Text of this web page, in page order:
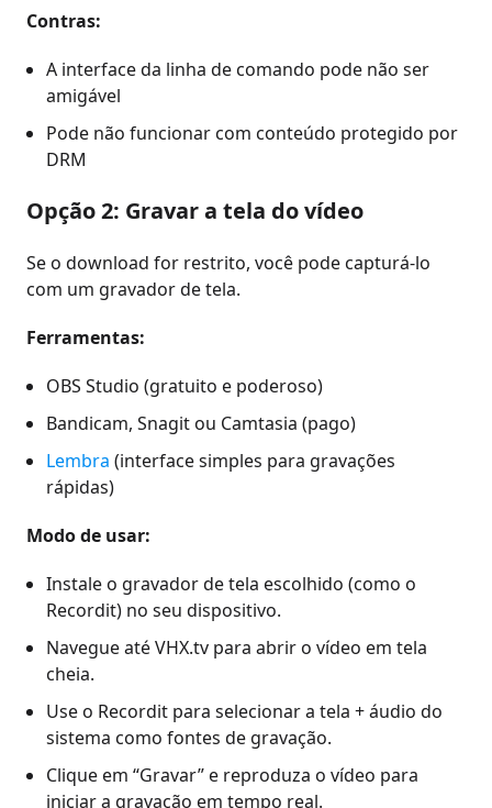
Contras:
A interface da linha de comando pode não ser
amigável
Pode não funcionar com conteúdo protegido por
DRM
Opção 2: Gravar a tela do vídeo
Se o download for restrito, você pode capturá-lo
com um gravador de tela.
Ferramentas:
OBS Studio (gratuito e poderoso)
Bandicam, Snagit ou Camtasia (pago)
Lembra (interface simples para gravações
rápidas)
Modo de usar:
Instale o gravador de tela escolhido (como o
Recordit) no seu dispositivo.
Navegue até VHX.tv para abrir o vídeo em tela
cheia.
Use o Recordit para selecionar a tela + áudio do
sistema como fontes de gravação.
Clique em “Gravar” e reproduza o vídeo para
iniciar a gravação em tempo real.